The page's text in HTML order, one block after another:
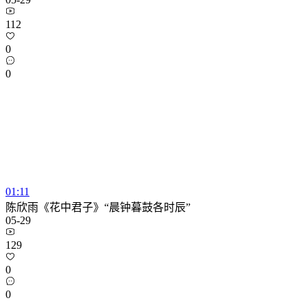
112
0
0
01:11
陈欣雨《花中君子》“晨钟暮鼓各时辰”
05-29
129
0
0